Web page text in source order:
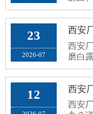
打滑
和厂
车场
耐磨
23
2026-07
西安
磨白
因、
案，
12
西安